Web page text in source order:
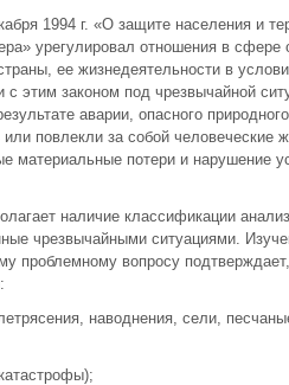
1994 г. «О защите населе­ния и
урегулировал отношения в сфере
ее жизнедеятельности в
с этим законом под чрезвычайной
аварии, опасного
или повлекли за со­бой
материальные потери и нарушение
наличие классификации
чрезвычайными ситуациями.
проблемному вопросу
наводнения, сели,